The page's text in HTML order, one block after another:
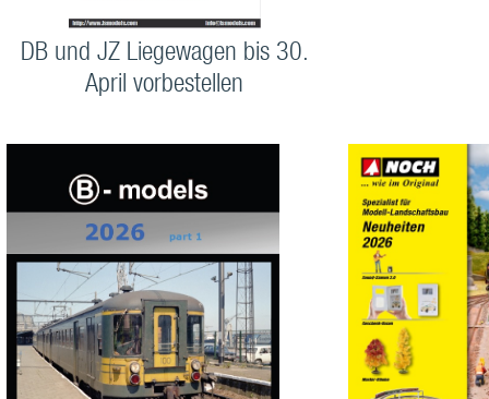
DB und JZ Liegewagen bis 30.
April vorbestellen